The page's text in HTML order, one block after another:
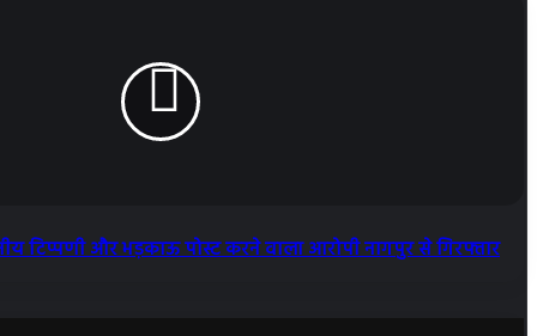
टिप्पणी और भड़काऊ पोस्ट करने वाला आरोपी नागपुर से गिरफ्तार